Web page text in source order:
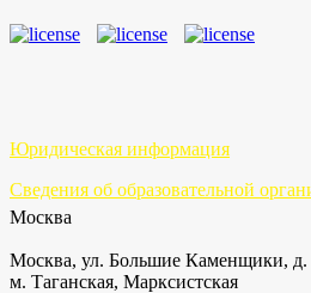
Юридическая информация
Сведения об образовательной
Москва
Москва, ул. Большие Каменщики, д.
м. Таганская, Марксистская